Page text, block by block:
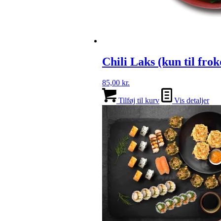
Chili Laks (kun til
85,00 kr.
Tilføj til kurv Vis detaljer